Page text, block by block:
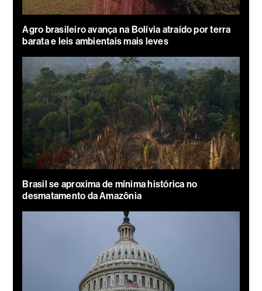
Agro brasileiro avança na Bolívia atraído por terra
barata e leis ambientais mais leves
Brasil se aproxima de mínima histórica no
desmatamento da Amazônia